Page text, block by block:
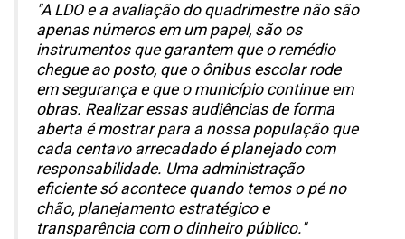
"A LDO e a avaliação do quadrimestre não são
apenas números em um papel, são os
instrumentos que garantem que o remédio
chegue ao posto, que o ônibus escolar rode
em segurança e que o município continue em
obras. Realizar essas audiências de forma
aberta é mostrar para a nossa população que
cada centavo arrecadado é planejado com
responsabilidade. Uma administração
eficiente só acontece quando temos o pé no
chão, planejamento estratégico e
transparência com o dinheiro público."